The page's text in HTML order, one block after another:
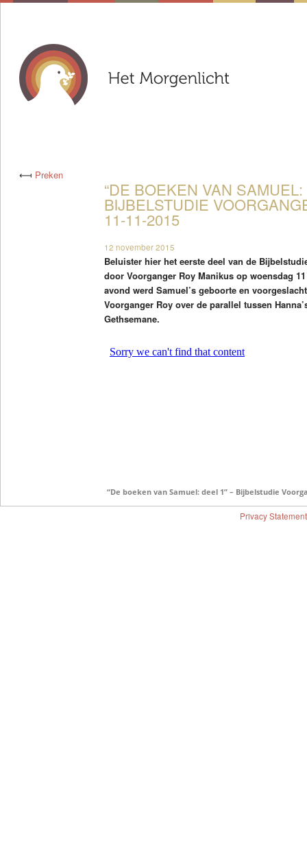
⟻ Preken
“DE BOEKEN VAN SAMUEL:
BIJBELSTUDIE
11-11-2015
12 november 2015
Beluister hier het eerste deel van de
door Voorganger Roy Manikus op woensdag
avond werd Samuel’s geboorte en
Voorganger Roy over de parallel tussen
Gethsemane.
“De boeken van Samuel: deel 1” – Bijbelstudie
Privacy Statement